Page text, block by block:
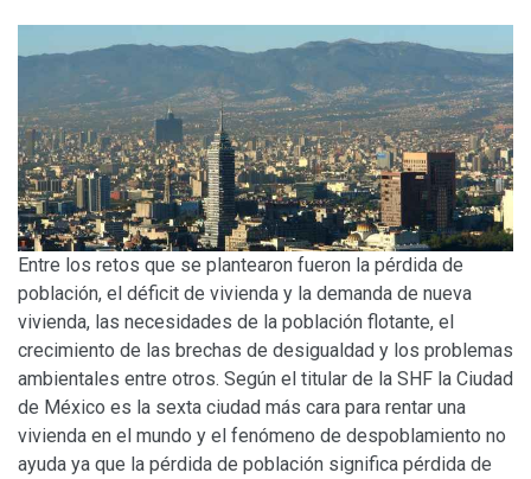
Entre los retos que se plantearon fueron la pérdida de
población, el déficit de vivienda y la demanda de nueva
vivienda, las necesidades de la población flotante, el
crecimiento de las brechas de desigualdad y los problemas
ambientales entre otros. Según el titular de la SHF la Ciudad
de México es la sexta ciudad más cara para rentar una
vivienda en el mundo y el fenómeno de despoblamiento no
ayuda ya que la pérdida de población significa pérdida de